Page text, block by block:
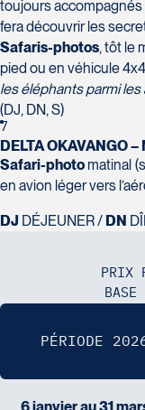
toujours
fera découvrir les
Safaris-photos, tôt le
pied ou en véhicule
les éléphants parmi
(DJ, DN, S)
7
DELTA OKAVANGO –
Safari-photo matinal
en avion léger vers
DJ DÉJEUNER / DN
PRIX
BASE
PÉRIODE
Voyages Action
230 Boulevard Sir-
Beloeil
J3G 4G7
Tél :450-464-0363 /
Voyages Boislard
2840 Boulevard
Saint-Hyacinthe
450-774-6436 /
Voyages CAA Place
2600 Boulevard
la Cité
Québec
G1V 4T3
500 rue Bouvier -